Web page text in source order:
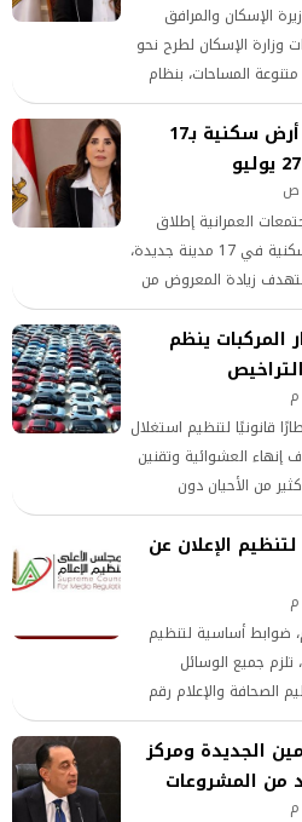
الإسكان والمرافق
وزارة الإسكان لطرح نحو
متنوعة المساحات، بنظام
المجتمعات العمرانية
مدينة جديدة بمختلف أنحاء الجمهورية،
التي ستتضمنها
الإسكان تطرح 2898 قطعة أرض سكنية بـ17
العمرانية إطلاق
طرح جديد يضم 2898 قطعة أرض سكنية في 17 مدينة جديدة،
زيادة المعروض من
المركبات ينظم
قانونيًا لتنظيم استغلال
إنهاء العشوائية وتقنين
من الأحيان دون
الإعلان عن
ضوابط أساسية لتنظيم
تلزم جميع الوسائل
الصحافة والإعلام رقم
نشر أو إتاحة أي حملات إعلانية أو
الأراضي أو العقارات
المجتمعات العمرانية
الجديدة ومركز
من المشروعات